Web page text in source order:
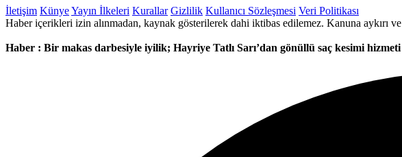
İletişim KünyeYayın İlkeleri Kurallar Gizlilik Kullanıcı Sözleşmesi Veri Politikası
Haber içerikleri izin alınmadan, kaynak gösterilerek dahi iktibas edilemez. Kanuna aykırı
Haber : Bir makas darbesiyle iyilik; Hayriye Tatlı Sarı’dan gönüllü saç kesimi hizmeti